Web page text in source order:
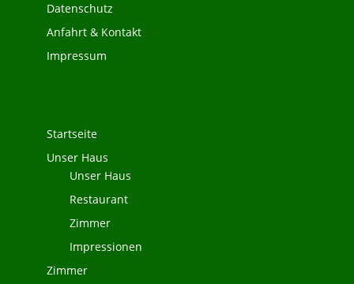
Datenschutz
Anfahrt & Kontakt
Impressum
Startseite
Unser Haus
Unser Haus
Restaurant
Zimmer
Impressionen
Zimmer